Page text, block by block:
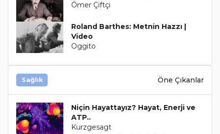
Ömer Çiftçi
Roland Barthes: Metnin Hazzı |
Video
Oggito
Sağlık Öne Çıkanlar
Niçin Hayattayız? Hayat, Enerji ve
ATP..
Kurzgesagt